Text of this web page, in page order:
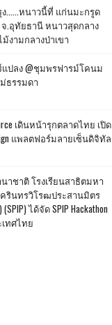
ง......หนาวนี้ที่ แก่นมะกรูด
จ.อุทัยธานี หนาวสุดกลาง
งามกลางป่าเขา
ปลง @ชุมพรฟารม์โคนม
ธรรมดา
เดินหน้ารุกตลาดไทย เปิด
แพลตฟอร์มลายเซ็นดิจิทัล
าชาติ โรงเรียนสาธิตมหา
รินทรวิโรฒประสานมิตร
ได้จัด SPIP Hackathon
ทศไทย